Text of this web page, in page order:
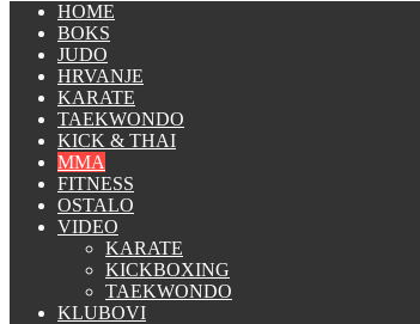
HOME
BOKS
JUDO
HRVANJE
KARATE
TAEKWONDO
KICK & THAI
MMA
FITNESS
OSTALO
VIDEO
KARATE
KICKBOXING
TAEKWONDO
KLUBOVI